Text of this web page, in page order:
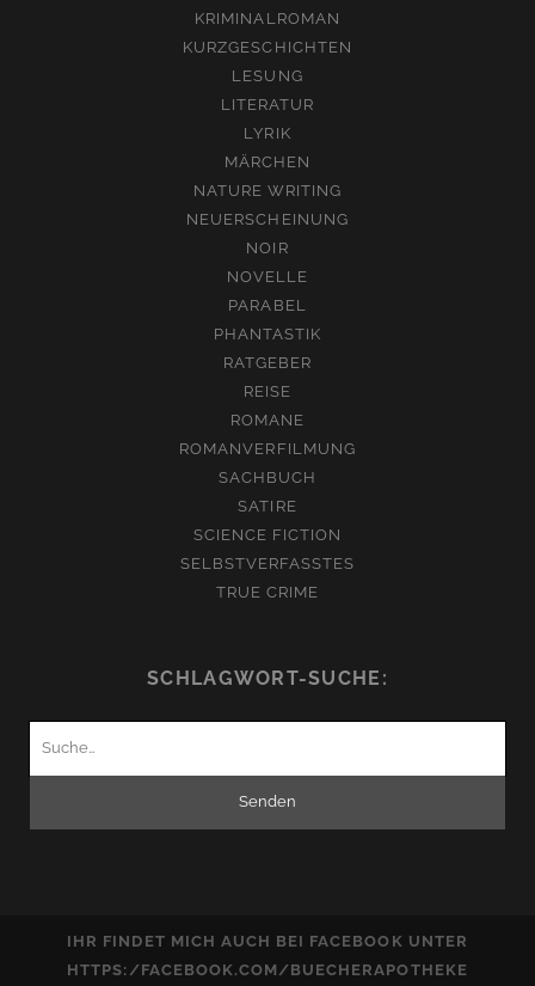
KRIMINALROMAN
KURZGESCHICHTEN
LESUNG
LITERATUR
LYRIK
MÄRCHEN
NATURE WRITING
NEUERSCHEINUNG
NOIR
NOVELLE
PARABEL
PHANTASTIK
RATGEBER
REISE
ROMANE
ROMANVERFILMUNG
SACHBUCH
SATIRE
SCIENCE FICTION
SELBSTVERFASSTES
TRUE CRIME
SCHLAGWORT-SUCHE:
IHR FINDET MICH AUCH BEI FACEBOOK UNTER
HTTPS:/FACEBOOK.COM/BUECHERAPOTHEKE